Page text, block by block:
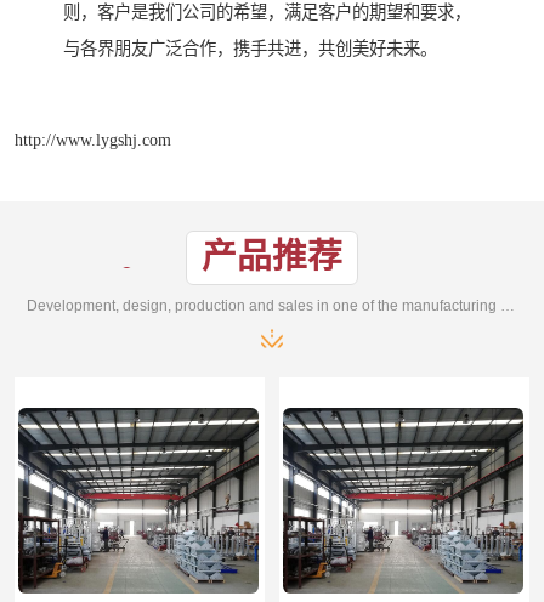
则，客户是我们公司的希望，满足客户的期望和要求，
与各界朋友广泛合作，携手共进，共创美好未来。
http://www.lygshj.com
产品推荐